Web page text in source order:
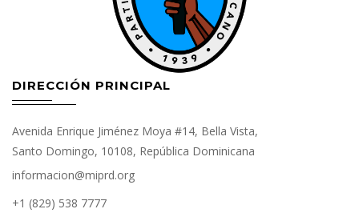
DIRECCIÓN PRINCIPAL
Avenida Enrique Jiménez Moya #14, Bella Vista,
Santo Domingo, 10108, República Dominicana
informacion@miprd.org
+1 (829) 538 7777